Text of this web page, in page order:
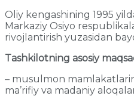
Oliy kengashining 1995
Markaziy Osiyo
rivojlantirish yuzasidan
Tashkilotning asosiy
– musulmon
ma’rifiy va madaniy